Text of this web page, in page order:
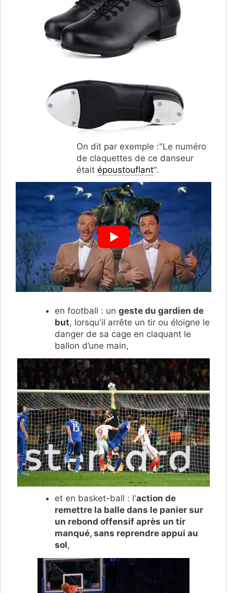
On dit par exemple :"Le numéro
de claquettes de ce danseur
était époustouflant".
en football : un geste du gardien de
but, lorsqu'il arrête un tir ou éloigne le
danger de sa cage en claquant le
ballon d’une main,
et en basket-ball : l'action de
remettre la balle dans le panier sur
un rebond offensif après un tir
manqué, sans reprendre appui au
sol,